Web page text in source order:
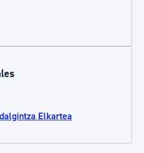
Elkartea